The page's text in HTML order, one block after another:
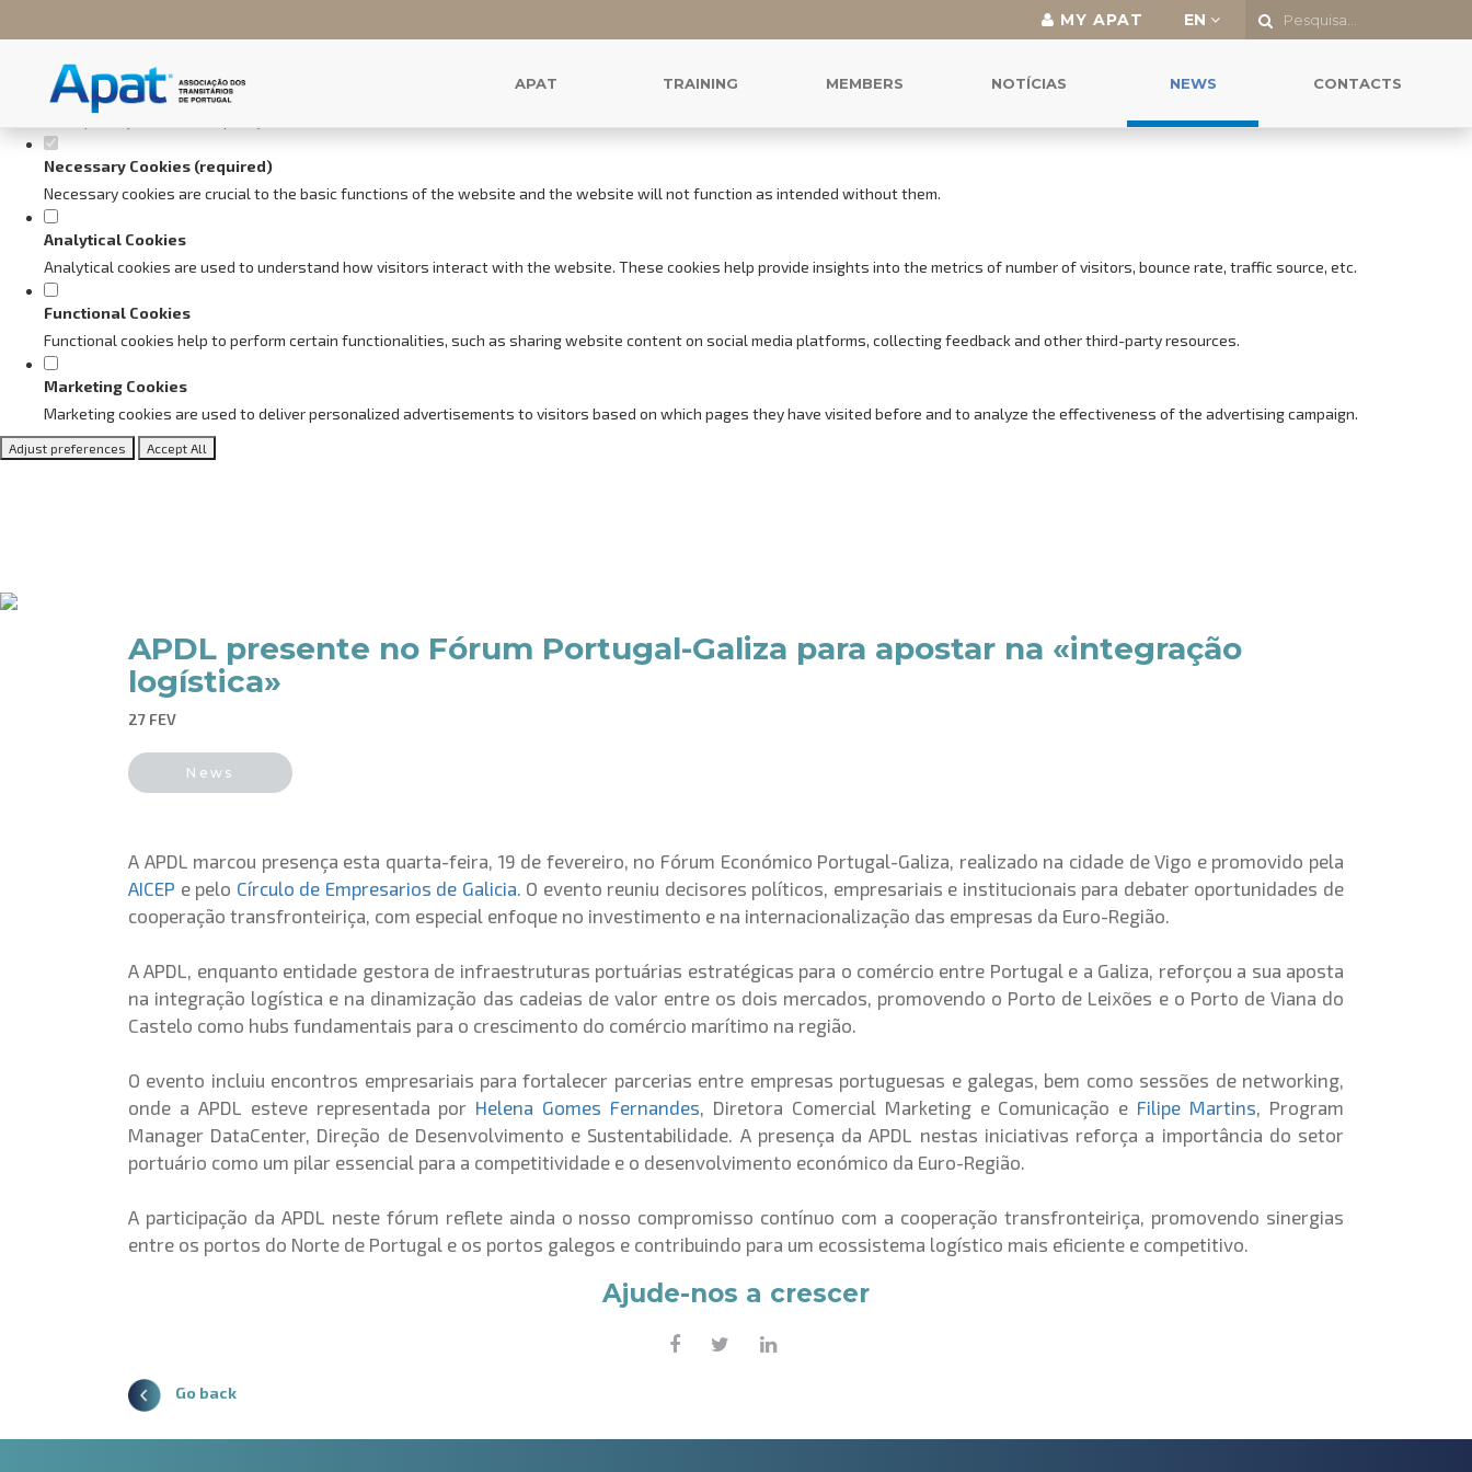
Set your cookie preferences for this website.
This website uses strictly necessary, analytical and functional cookies to offer you a good browsing experience and access to all features.
privacy and cookies policy
Necessary Cookies (required)
Necessary cookies are crucial to the basic functions of the website and the website will not function as intended without them.
Analytical Cookies
Analytical cookies are used to understand how visitors interact with the website. These cookies help provide insights into the metrics of number of visitors, bounce rate, traffic source, etc.
Functional Cookies
Functional cookies help to perform certain functionalities, such as sharing website content on social media platforms, collecting feedback and other third-party resources.
Marketing Cookies
Marketing cookies are used to deliver personalized advertisements to visitors based on which pages they have visited before and to analyze the effectiveness of the advertising campaign.
Adjust preferences Accept All
MY APAT EN
APAT TRAINING MEMBERS NOTÍCIAS NEWS CONTACTS
APDL presente no Fórum Portugal-Galiza para apostar na «integração
logística»
27 FEV
News
A APDL marcou presença esta quarta-feira, 19 de fevereiro, no Fórum Económico Portugal-Galiza, realizado na cidade de Vigo e promovido pela
AICEP e pelo Círculo de Empresarios de Galicia. O evento reuniu decisores políticos, empresariais e institucionais para debater oportunidades de
cooperação transfronteiriça, com especial enfoque no investimento e na internacionalização das empresas da Euro-Região.
A APDL, enquanto entidade gestora de infraestruturas portuárias estratégicas para o comércio entre Portugal e a Galiza, reforçou a sua aposta
na integração logística e na dinamização das cadeias de valor entre os dois mercados, promovendo o Porto de Leixões e o Porto de Viana do
Castelo como hubs fundamentais para o crescimento do comércio marítimo na região.
O evento incluiu encontros empresariais para fortalecer parcerias entre empresas portuguesas e galegas, bem como sessões de networking,
onde a APDL esteve representada por Helena Gomes Fernandes, Diretora Comercial Marketing e Comunicação e Filipe Martins, Program
Manager DataCenter, Direção de Desenvolvimento e Sustentabilidade. A presença da APDL nestas iniciativas reforça a importância do setor
portuário como um pilar essencial para a competitividade e o desenvolvimento económico da Euro-Região.
A participação da APDL neste fórum reflete ainda o nosso compromisso contínuo com a cooperação transfronteiriça, promovendo sinergias
entre os portos do Norte de Portugal e os portos galegos e contribuindo para um ecossistema logístico mais eficiente e competitivo.
Ajude-nos a crescer
Go back